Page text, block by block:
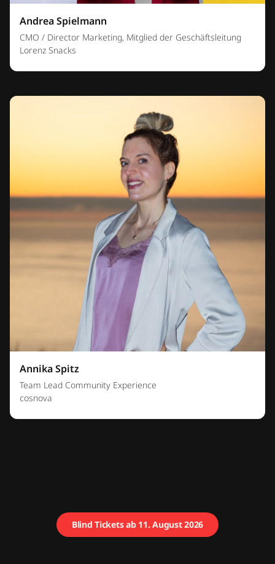
Andrea Spielmann
CMO / Director Marketing, Mitglied der Geschäftsleitung
Lorenz Snacks
Annika Spitz
Team Lead Community Experience
cosnova
Blind Tickets ab 11. August 2026